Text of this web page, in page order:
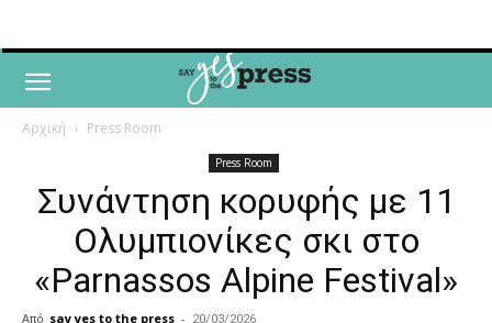
Αρχική Press Room
Press Room
Συνάντηση κορυφής με 11
Ολυμπιονίκες σκι στο
«Parnassos Alpine Festival»
Από say yes to the press - 20/03/2026